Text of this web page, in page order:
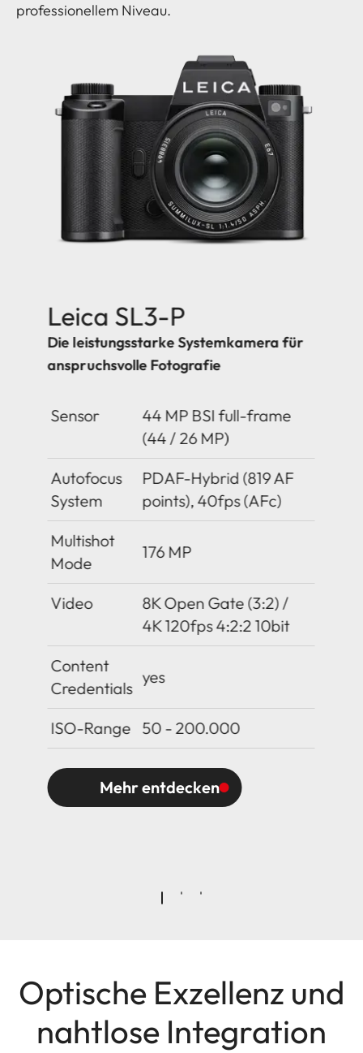
professionellem Niveau.
Leica SL3-P
Die leistungsstarke Systemkamera für
anspruchsvolle Fotografie
Sensor
44 MP BSI full-frame
(44 / 26 MP)
Autofocus
System
PDAF-Hybrid (819 AF
points), 40fps (AFc)
Multishot
Mode
176 MP
Video
8K Open Gate (3:2) /
4K 120fps 4:2:2 10bit
Content
Credentials
yes
ISO-Range 50 - 200.000
Mehr entdecken
Optische Exzellenz und
nahtlose Integration